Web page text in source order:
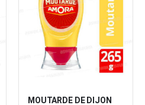
MOUTARDE DE DIJON